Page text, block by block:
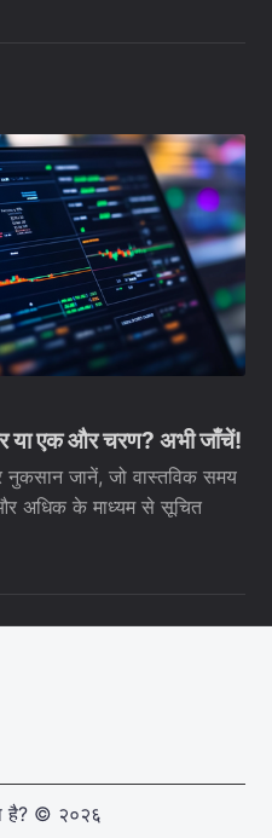
या एक और चरण? अभी जाँचें!
जानें, जो वास्तविक समय
अधिक के माध्यम से सूचित
है?© २०२६